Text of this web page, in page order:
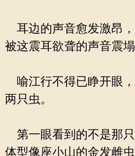
耳边的声音愈发激昂
被这震耳欲聋的声音震塌
喻江行不得已睁开眼
两只虫。
第一眼看到的不是那只
体型像座小山的金发雌